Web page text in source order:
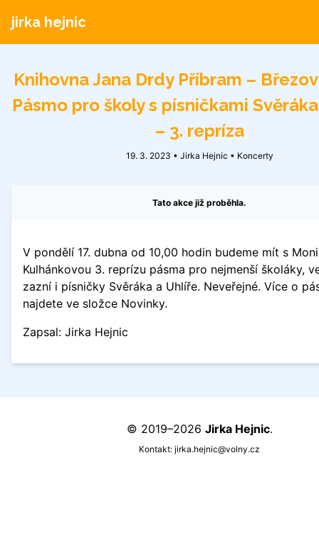
jirka hejnic
Knihovna Jana Drdy Příbram –
Pásmo pro školy s písničkami
– 3. repríza
19. 3. 2023 • Jirka Hejnic • Koncerty
Tato akce již proběhla.
V pondělí 17. dubna od 10,00 hodin budeme mít s
Kulhánkovou 3. reprízu pásma pro nejmenší školáky,
zazní i písničky Svěráka a Uhlíře. Neveřejné. Více o
najdete ve složce Novinky.
Zapsal: Jirka Hejnic
© 2019–2026 Jirka Hejnic.
Kontakt: jirka.hejnic@volny.cz